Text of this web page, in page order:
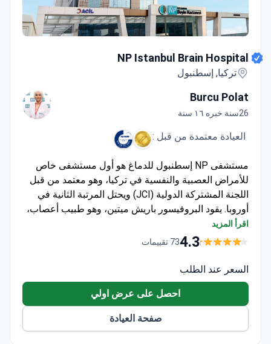
NP Istanbul Brain Hospital
تركيا, إسطنبول
Burcu Polat
26سنة خبره ١٦ سنة
العيادة معتمدة من قبل :
مستشفى NP إسطنبول للدماغ هو أول مستشفى خاص
للأمراض العصبية والنفسية في تركيا، وهو معتمد من قبل
اللجنة المشتركة الدولية (JCI) ويحتل المرتبة الثانية في
أوروبا. يقود البروفيسور باريش ميتين، وهو طبيب أعصاب،
برامج إعادة التأهيل متعددة التخصصات في المستشفى.
أمريكي. يشمل ذلك الإقامة في المستشفى، واستشارات
فيزيائية وقلبية، وفحوصات كاملة بالتصوير بالرنين
المغناطيسي للدماغ والعمود الفقري، والتمريض، وخدمات
النقل، وخدمات الترجمة الفورية.
اقرأ المزيد
4.373 تقييمات
السعر عند الطلب
احصل على عرض اولي
صفحة العيادة